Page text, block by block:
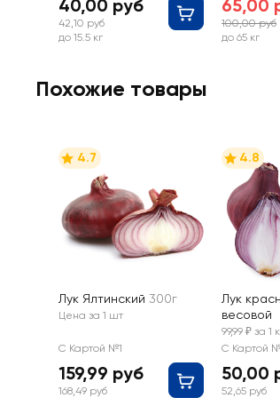
40,00 руб
42,10 руб
до 15.5 кг
65,00
100,00 руб
до 65 кг
Похожие товары
4.7
Лук Ялтинский 300г
Цена за 1 шт
С Картой №1
159,99 руб
168,49 руб
4.8
Лук
весовой
99,99 ₽ за 1
С Картой
50,00
52,65 руб